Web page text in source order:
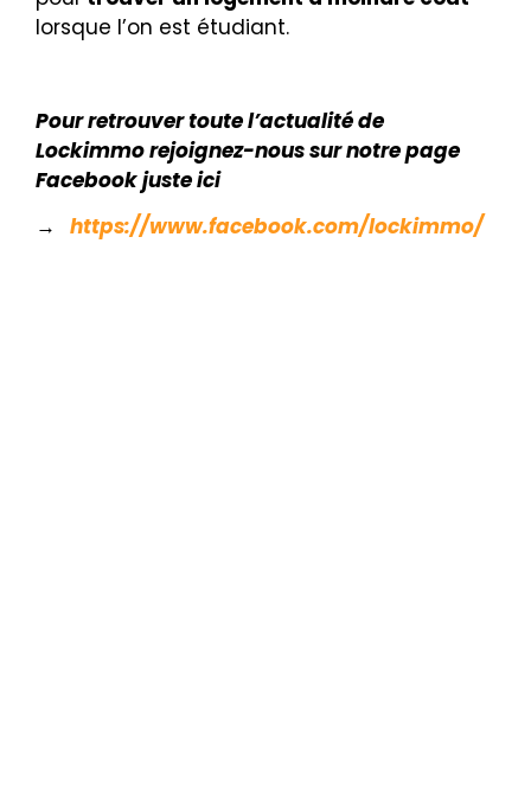
lorsque l’on est étudiant.
Pour retrouver toute l’actualité de
Lockimmo rejoignez-nous sur notre page
Facebook juste ici
→ https://www.facebook.com/lockimmo/